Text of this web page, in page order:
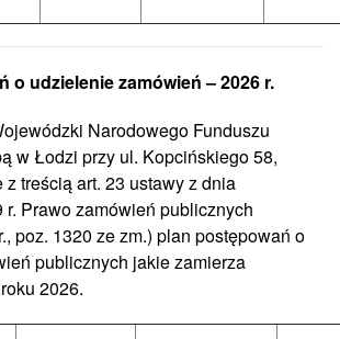
o udzielenie zamówień – 2026 r.
Narodowego Funduszu
w Łodzi przy ul. Kopcińskiego 58,
treścią art. 23 ustawy z dnia
r. Prawo zamówień publicznych
poz. 1320 ze zm.) plan postępowań o
publicznych jakie zamierza
2026.